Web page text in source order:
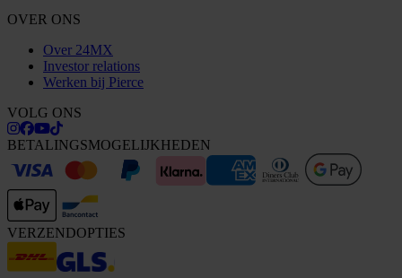
OVER ONS
Over 24MX
Investor relations
Werken bij Pierce
VOLG ONS
BETALINGSMOGELIJKHEDEN
VERZENDOPTIES